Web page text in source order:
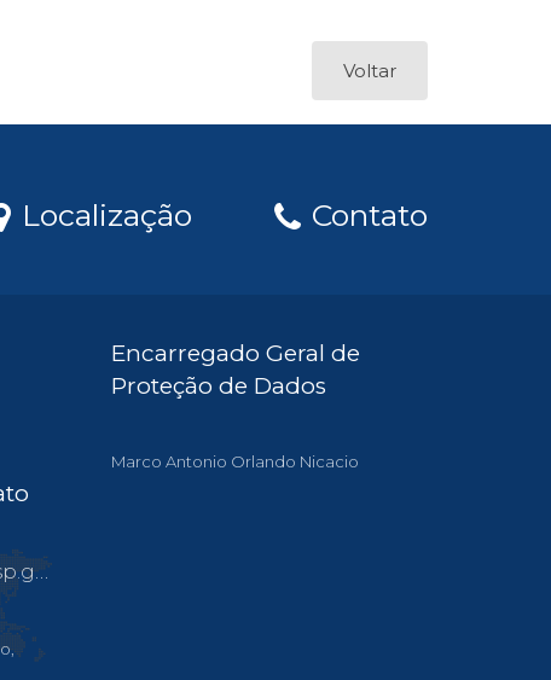
Voltar
Localização Contato
Encarregado Geral de
Proteção de Dados
Marco Antonio Orlando Nicacio